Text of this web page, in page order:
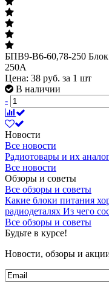
БПВ9-В6-60,78-250
250А
Цена: 38 руб. за 1 шт
В наличии
-
Новости
Все новости
Радиотовары и их
Все новости
Обзоры и советы
Все обзоры и советы
Какие блоки питания
радиодеталях Из чего
Все обзоры и советы
Будьте в курсе!
Новости, обзоры и